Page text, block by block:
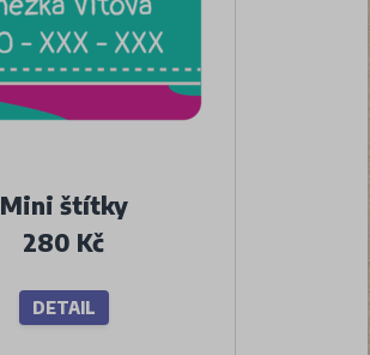
Mini štítky
280 Kč
DETAIL